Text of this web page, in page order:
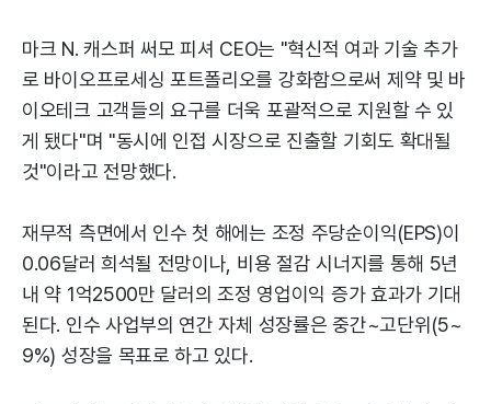
마크 N. 캐스퍼 써모 피셔 CEO는 "혁신적 여과 기술 추가
로 바이오프로세싱 포트폴리오를 강화함으로써 제약 및 바
이오테크 고객들의 요구를 더욱 포괄적으로 지원할 수 있
게 됐다"며 "동시에 인접 시장으로 진출할 기회도 확대될
것"이라고 전망했다.
재무적 측면에서 인수 첫 해에는 조정 주당순이익(EPS)이
0.06달러 희석될 전망이나, 비용 절감 시너지를 통해 5년
내 약 1억2500만 달러의 조정 영업이익 증가 효과가 기대
된다. 인수 사업부의 연간 자체 성장률은 중간~고단위(5~
9%) 성장을 목표로 하고 있다.